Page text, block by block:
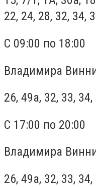
22, 24, 28, 32, 34,
С 09:00 по 18:00
Владимира
26, 49а, 32, 33,
С 17:00 по 20:00
Владимира
26, 49а, 32, 33,